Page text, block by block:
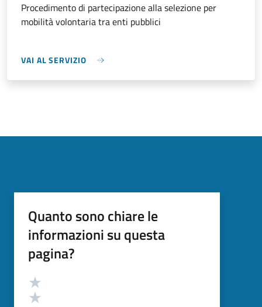
Procedimento di partecipazione alla selezione per
mobilità volontaria tra enti pubblici
VAI AL SERVIZIO
Quanto sono chiare le
informazioni su questa
pagina?
Valutazione